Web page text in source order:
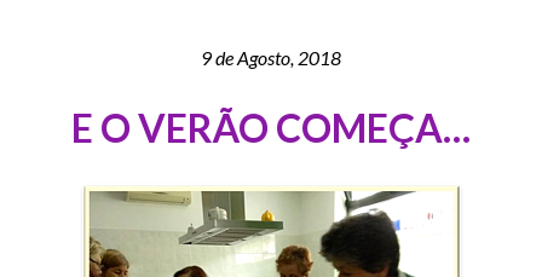
9 de Agosto, 2018
E O VERÃO COMEÇA…